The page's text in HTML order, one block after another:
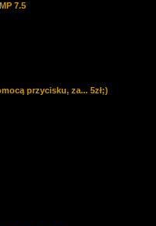
7.5
przycisku, za... 5zł;)